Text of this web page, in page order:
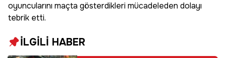
oyuncularını maçta gösterdikleri mücadeleden dolayı
tebrik etti.
İLGİLİ HABER